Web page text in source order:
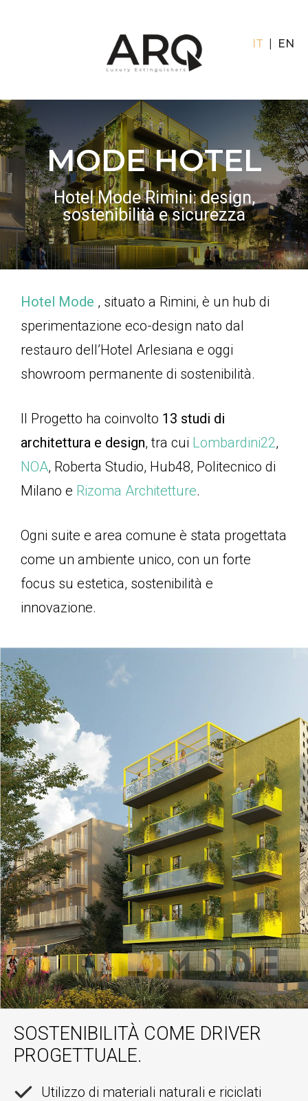
IT EN
MODE HOTEL
Hotel Mode Rimini: design,
sostenibilità e sicurezza
Hotel Mode , situato a Rimini, è un hub di
sperimentazione eco-design nato dal
restauro dell’Hotel Arlesiana e oggi
showroom permanente di sostenibilità.
Il Progetto ha coinvolto 13 studi di
architettura e design, tra cui Lombardini22,
NOA, Roberta Studio, Hub48, Politecnico di
Milano e Rizoma Architetture.
Ogni suite e area comune è stata progettata
come un ambiente unico, con un forte
focus su estetica, sostenibilità e
innovazione.
SOSTENIBILITÀ COME DRIVER
PROGETTUALE.
Utilizzo di materiali naturali e riciclati